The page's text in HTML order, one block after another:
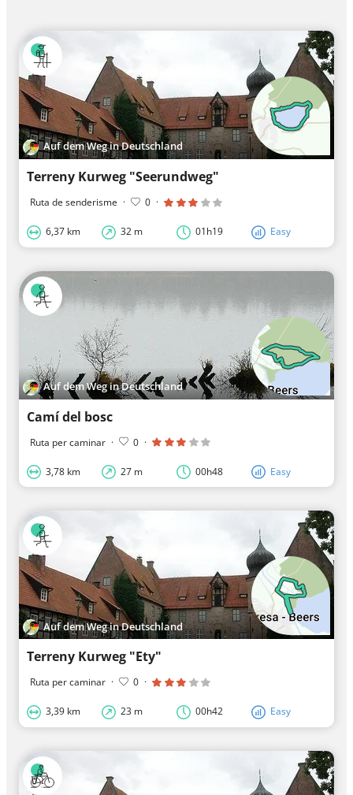
Auf dem Weg in Deutschland
Terreny Kurweg "Seerundweg"
Ruta de senderisme · 0 ·
6,37 km 32 m 01h19 Easy
Auf dem Weg in Deutschland
Camí del bosc
Ruta per caminar · 0 ·
3,78 km 27 m 00h48 Easy
Auf dem Weg in Deutschland
Terreny Kurweg "Ety"
Ruta per caminar · 0 ·
3,39 km 23 m 00h42 Easy